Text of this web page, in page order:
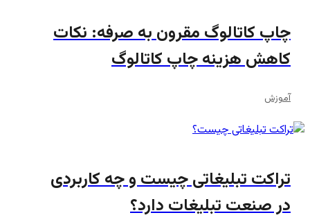
چاپ کاتالوگ مقرون به صرفه: نکات
کاهش هزینه چاپ کاتالوگ
آموزش
تراکت تبلیغاتی چیست و چه کاربردی
در صنعت تبلیغات دارد؟